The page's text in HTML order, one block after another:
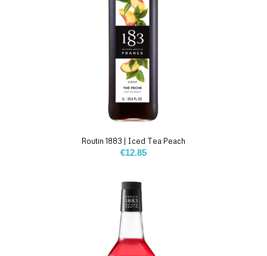
Routin 1883 | Iced Tea Peach
€12.85